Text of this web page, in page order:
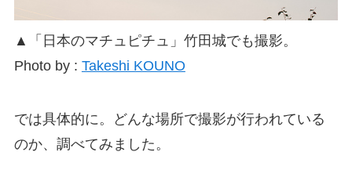
▲「日本のマチュピチュ」竹田城でも撮影。
Photo by : Takeshi KOUNO
では具体的に。どんな場所で撮影が行われている
のか、調べてみました。